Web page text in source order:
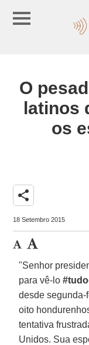
O
latinos
os
share
18 Setembro 2015
"Senhor
para vê-lo
desde
oito
tentativa
Unidos. Sua